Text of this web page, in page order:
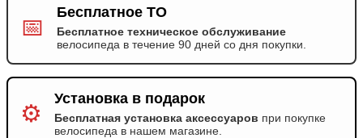
📅
Бесплатное ТО
Бесплатное техническое обслуживание
велосипеда в течение 90 дней со дня покупки.
⚙️
Установка в подарок
Бесплатная установка аксессуаров при покупке
велосипеда в нашем магазине.